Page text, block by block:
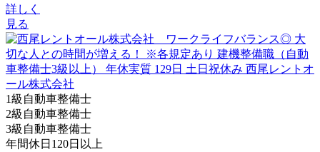
詳しく
見る
1級自動車整備士
2級自動車整備士
3級自動車整備士
年間休日120日以上